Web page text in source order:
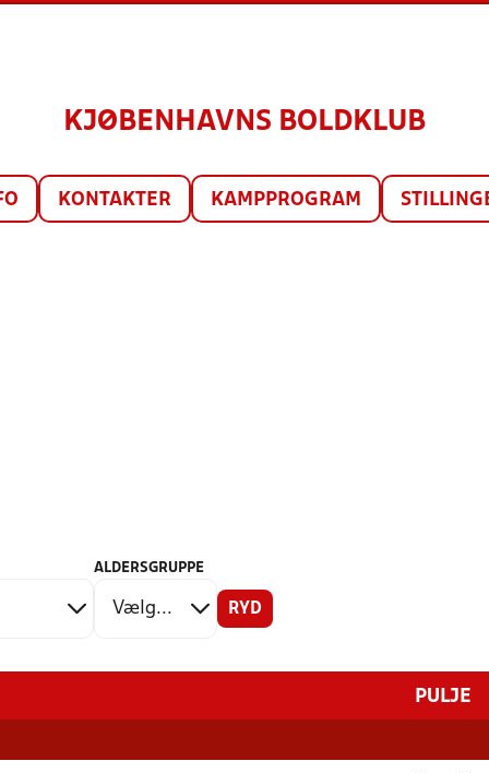
KJØBENHAVNS BOLDKLUB
KONTAKTER KAMPPROGRAM
ALDERSGRUPPE
RYD
PULJE